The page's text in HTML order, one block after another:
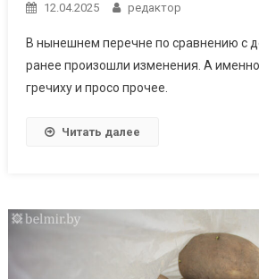
12.04.2025 редактор
В нынешнем перечне по сравнению с
ранее произошли изменения. А
гречиху и просо прочее.
Читать далее